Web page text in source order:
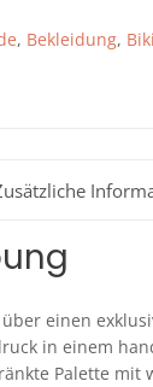
, Bekleidung,
einen
in einem
Palette mit